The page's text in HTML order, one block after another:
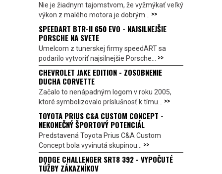
Nie je žiadnym tajomstvom, že vyžmýkať veľký
výkon z malého motora je dobrým... >>
SPEEDART BTR-II 650 EVO - NAJSILNEJŠIE
PORSCHE NA SVETE
Umelcom z tunerskej firmy speedART sa
podarilo vytvoriť najsilnejšie Porsche... >>
CHEVROLET JAKE EDITION - ZOSOBNENIE
DUCHA CORVETTE
Začalo to nenápadným logom v roku 2005,
ktoré symbolizovalo príslušnosť k tímu... >>
TOYOTA PRIUS C&A CUSTOM CONCEPT -
NEKONEČNÝ ŠPORTOVÝ POTENCIÁL
Predstavená Toyota Prius C&A Custom
Concept bola vyvinutá skupinou... >>
DODGE CHALLENGER SRT8 392 - VYPOČUTÉ
TÚŽBY ZÁKAZNÍKOV